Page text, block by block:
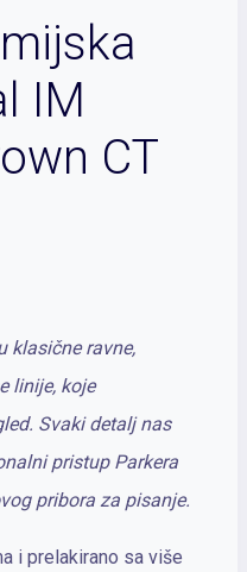
IM
CT
klasične ravne,
linije, koje
Svaki detalj nas
pristup Parkera
pribora za pisanje.
i prelakirano sa više